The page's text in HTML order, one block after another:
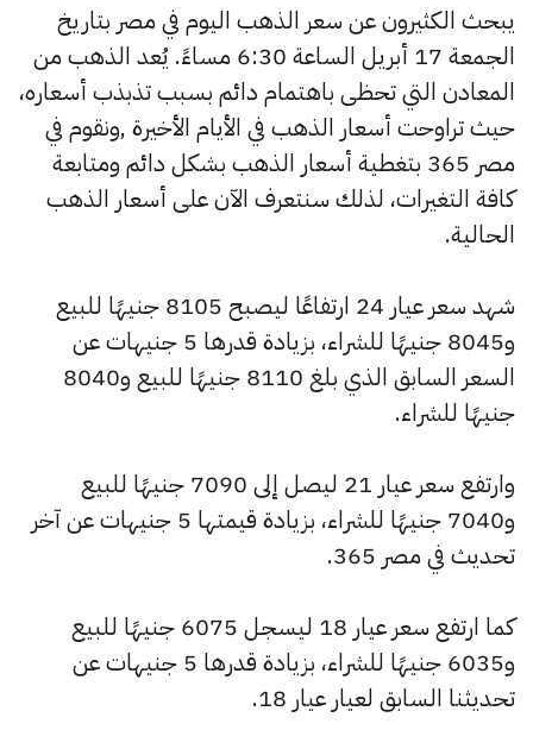
يبحث الكثيرون عن سعر الذهب اليوم في مصر بتاريخ
الجمعة 17 أبريل الساعة 6:30 مساءً. يُعد الذهب من
المعادن التي تحظى باهتمام دائم بسبب تذبذب أسعاره،
حيث تراوحت أسعار الذهب في الأيام الأخيرة ,ونقوم في
مصر 365 بتغطية أسعار الذهب بشكل دائم ومتابعة
كافة التغيرات، لذلك سنتعرف الآن على أسعار الذهب
الحالية.
شهد سعر عيار 24 ارتفاعًا ليصبح 8105 جنيهًا للبيع
و8045 جنيهًا للشراء، بزيادة قدرها 5 جنيهات عن
السعر السابق الذي بلغ 8110 جنيهًا للبيع و8040
جنيهًا للشراء.
وارتفع سعر عيار 21 ليصل إلى 7090 جنيهًا للبيع
و7040 جنيهًا للشراء، بزيادة قيمتها 5 جنيهات عن آخر
تحديث في مصر 365.
كما ارتفع سعر عيار 18 ليسجل 6075 جنيهًا للبيع
و6035 جنيهًا للشراء، بزيادة قدرها 5 جنيهات عن
تحديثنا السابق لعيار عيار 18.